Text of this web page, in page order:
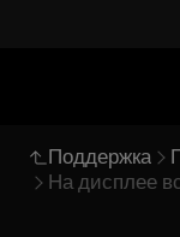
Поддержка
На дисплее